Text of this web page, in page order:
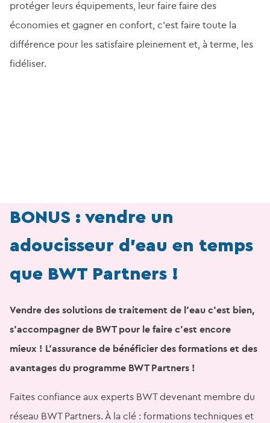
protéger leurs équipements, leur faire faire des
économies et gagner en confort, c’est faire toute la
différence pour les satisfaire pleinement et, à terme, les
fidéliser.
BONUS : vendre un
adoucisseur d’eau en temps
que BWT Partners !
Vendre des solutions de traitement de l’eau c’est bien,
s’accompagner de BWT pour le faire c’est encore
mieux ! L’assurance de bénéficier des formations et des
avantages du programme BWT Partners !
Faites confiance aux experts BWT devenant membre du
réseau BWT Partners. À la clé : formations techniques et